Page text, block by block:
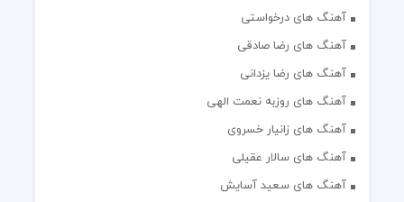
آهنگ های درخواستی
آهنگ های رضا صادقی
آهنگ های رضا یزدانی
آهنگ های روزبه نعمت الهی
آهنگ های زانیار خسروی
آهنگ های سالار عقیلی
آهنگ های سعید آسایش